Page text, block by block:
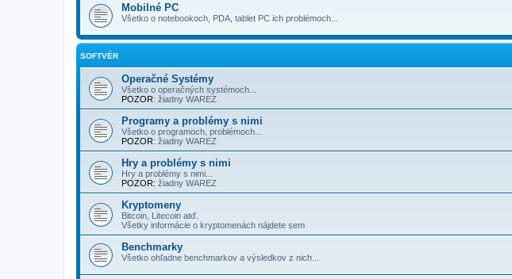
Mobilné PC
Všetko o notebookoch, PDA, tablet PC ich problémoch...
SOFTVÉR
Operačné Systémy
Všetko o operačných systémoch...
POZOR: žiadny WAREZ
Programy a problémy s nimi
Všetko o programoch, problémoch...
POZOR: žiadny WAREZ
Hry a problémy s nimi
Hry a problémy s nimi...
POZOR: žiadny WAREZ
Kryptomeny
Bitcoin, Litecoin atď.
Všetky informácie o kryptomenách nájdete sem
Benchmarky
Všetko ohľadne benchmarkov a výsledkov z nich...